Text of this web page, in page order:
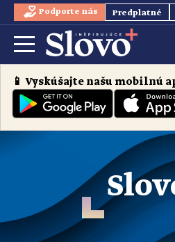
Podporte nás Predplatné
📱 Vyskúšajte našu mobilnú